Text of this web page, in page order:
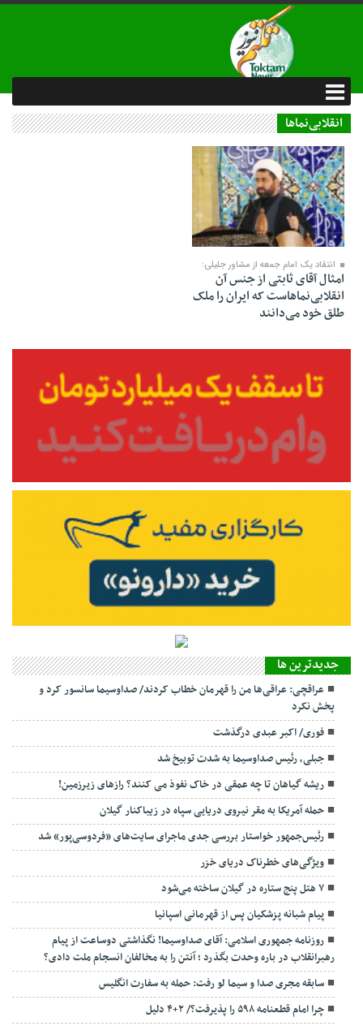
انقلابی‌نماها
13 تیر 1404
انتقاد یک امام جمعه از مشاور جلیلی:
امثال آقای ثابتی از جنس آن
انقلابی‌نماهاست که ایران را ملک
طلق خود می‌دانند
جديدترين ها
عراقچی: عراقی‌ها من را قهرمان خطاب کردند/ صداوسیما سانسور کرد و
پخش نکرد
فوری/ اکبر عبدی درگذشت
جبلی، رئیس صداوسیما به شدت توبیخ شد
ریشه گیاهان تا چه عمقی در خاک نفوذ می کنند؟ رازهای زیرزمین!
حمله آمریکا به مقر نیروی دریایی سپاه در زیباکنار گیلان
رئیس‌جمهور خواستار بررسی جدی ماجرای سایت‌های «فردوسی‌پور» شد
ویژگی‌های خطرناک دریای خزر
۷ هتل پنج ستاره در گیلان ساخته می‌شود
پیام شبانه پزشکیان پس از قهرمانی اسپانیا
روزنامه جمهوری اسلامی: آقای صداوسیما! نگذاشتی دوساعت از پیام
رهبرانقلاب در باره وحدت بگذرد ؛ آنتن را به مخالفان انسجام ملت دادی؟
سابقه مجری صدا و سیما لو رفت: حمله به سفارت انگلیس
چرا امام قطعنامه ۵۹۸ را پذیرفت؟/ ۲+۴ دلیل